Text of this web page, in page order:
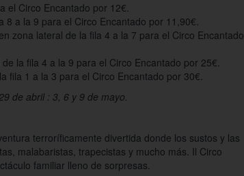
el Circo Encantado por 12€.
8 a la 9 para el Circo Encantado por 11,90€.
zona lateral de la fila 4 a la 7 para el Circo Encantado
la fila 4 a la 9 para el Circo Encantado por 25€.
fila 1 a la 3 para el Circo Encantado por 30€.
de abril : 3, 6 y 9 de mayo.
terroríficamente divertida donde los sustos y las
malabaristas, trapecistas y mucho más. Il Circo
familiar lleno de sorpresas.